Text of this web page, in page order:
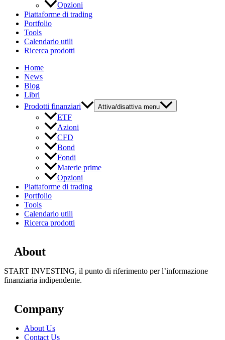
Opzioni
Piattaforme di trading
Portfolio
Tools
Calendario utili
Ricerca prodotti
Home
News
Blog
Libri
Prodotti finanziari
Attiva/disattiva menu
ETF
Azioni
CFD
Bond
Fondi
Materie prime
Opzioni
Piattaforme di trading
Portfolio
Tools
Calendario utili
Ricerca prodotti
About
START INVESTING, il punto di riferimento per l’informazione
finanziaria indipendente.
Company
About Us
Contact Us